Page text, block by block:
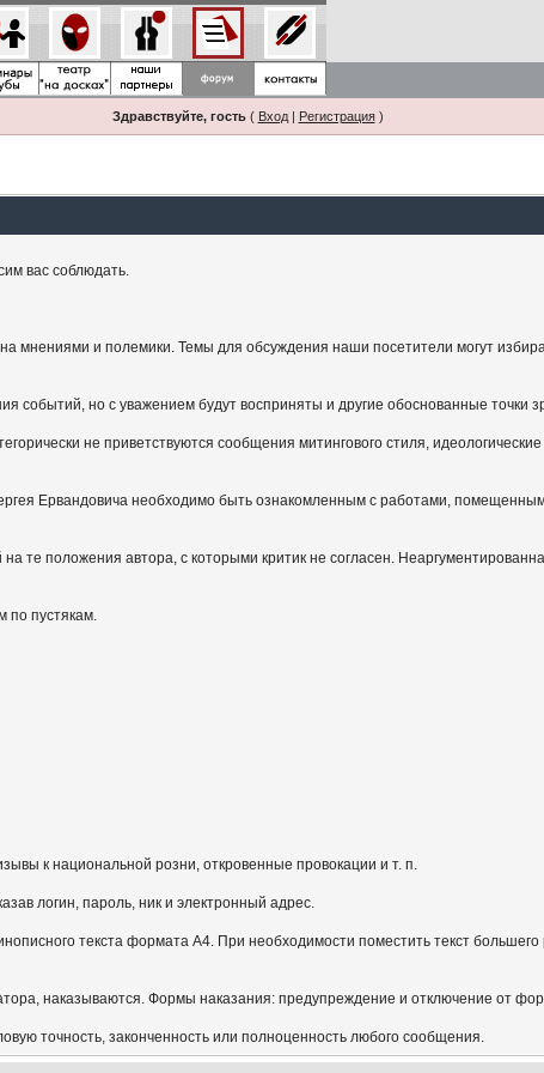
Здравствуйте, гость( Вход| Регистрация)
вас соблюдать.
мнениями и полемики. Темы для обсуждения наши посетители могут
но с уважением будут восприняты и другие обоснованные точки
не приветствуются сообщения митингового стиля,
Ервандовича необходимо быть ознакомленным с работами,
те положения автора, с которыми критик не согласен.
по пустякам.
к национальной розни, откровенные провокации и т. п.
логин, пароль, ник и электронный адрес.
текста формата А4. При необходимости поместить текст
наказываются. Формы наказания: предупреждение и отключение от
точность, законченность или полноценность любого сообщения.